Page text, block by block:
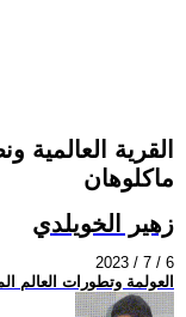
القرية
ماكلوهان
زهير الخويلدي
2023 / 7 / 6
العولمة وتطورات العالم